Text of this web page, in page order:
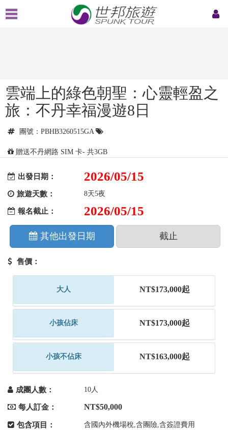
雲端上的綠色朝聖：心靈輕盈之
旅：不丹幸福漫遊8日
團號：PBHB3260515GA
贈送不丹網路 SIM 卡- 共3GB
出發日期： 2026/05/15
旅遊天數： 8天5夜
報名截止： 2026/05/15
其他出發日期 截止
售價：
大人 NT$173,000起
小孩佔床 NT$173,000起
小孩不佔床 NT$163,000起
成團人數： 10人
每人訂金： NT$50,000
包含項目： 含國內外機場稅,含團險,含簽證費用